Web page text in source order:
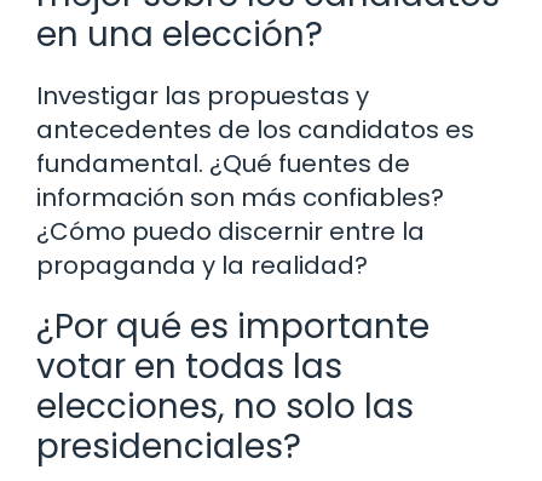
en una elección?
Investigar las propuestas y
antecedentes de los candidatos es
fundamental. ¿Qué fuentes de
información son más confiables?
¿Cómo puedo discernir entre la
propaganda y la realidad?
¿Por qué es importante
votar en todas las
elecciones, no solo las
presidenciales?